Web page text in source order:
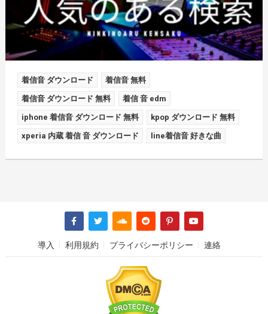
着信音 ダウンロード 着信音 無料
着信音 ダウンロード 無料 着信 音 edm
iphone 着信音 ダウンロード 無料 kpop ダウンロード 無料
xperia 内蔵 着信 音 ダウンロード line着信音 好きな曲
導入 利用規約 プライバシーポリシー 連絡